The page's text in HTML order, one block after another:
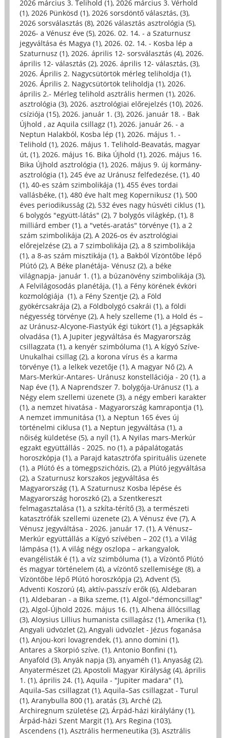
2026 március 3. Telihold (1), 2026 március 3. Vérhold
(1), 2026 Pünkösd (1), 2026 sorsdöntő választás, (3),
2026 sorsválasztás (8), 2026 választás asztrológia (5),
2026- a Vénusz éve (5), 2026. 02. 14. - a Szaturnusz
jegyváltása és Magya (1), 2026. 02. 14. - Kosba lép a
Szaturnusz (1), 2026. április 12- sorsválasztás (4), 2026.
április 12- választás (2), 2026. április 12- választás, (3),
2026. Április 2. Nagycsütörtök mérleg teliholdja (1),
2026. Április 2. Nagycsütörtök teliholdja (1), 2026.
április 2.- Mérleg telihold asztrális hermen (1), 2026.
asztrológia (3), 2026. asztrológiai előrejelzés (10), 2026.
csíziója (15), 2026. január 1. (3), 2026. január 18. - Bak
Újhold , az Aquila csillagz (1), 2026. január 26. - a
Neptun Halakból, Kosba lép (1), 2026. május 1. -
Telihold (1), 2026. május 1. Telihold-Beavatás, magyar
út, (1), 2026. május 16. Bika Újhold (1), 2026. május 16.
Bika Újhold asztrológia (1), 2026. május 9. új kormány-
asztrológia (1), 245 éve az Uránusz felfedezése, (1), 40
(1), 40-es szám szimbolikája (1), 455 éves tordai
vallásbéke, (1), 480 éve halt meg Kopernikusz (1), 500
éves periodikusság (2), 532 éves nagy húsvéti ciklus (1),
6 bolygós "együtt-látás" (2), 7 bolygós világkép, (1), 8
milliárd ember (1), a "vetés-aratás" törvénye (1), a 2
szám szimbolikája (2), A 2026-os év asztrológiai
előrejelzése (2), a 7 szimbolikája (2), a 8 szimbolikája
(1), a 8-as szám misztikája (1), a Bakból Vízöntőbe lépő
Plútó (2), A Béke planétája- Vénusz (2), a béke
világnapja- január 1. (1), a búzanövény szimbolikája (3),
A Felvilágosodás planétája, (1), a Fény körének évköri
kozmológiája (1), a Fény Szentje (2), a Föld
gyökércsakrája (2), a Földbolygó csakrái (1), a földi
négyesség törvénye (2), A hely szelleme (1), a Hold és –
az Uránusz-Alcyone-Fiastyúk égi tükört (1), a Jégsapkák
olvadása (1), A Jupiter jegyváltása és Magyarország
csillagzata (1), a kenyér szimbóluma (1), A kígyó Szíve-
Unukalhai csillag (2), a korona vírus és a karma
törvénye (1), a lelkek vezetője (1), A magyar Nő (2), A
Mars-Merkúr-Antares- Uránusz konstellációja - 20 (1), a
Nap éve (1), A Naprendszer 7. bolygója-Uránusz (1), a
Négy elem szellemi üzenete (3), a négy emberi karakter
(1), a nemzet hivatása - Magyarország kamrapontja (1),
A nemzet immunitása (1), a Neptun 165 éves új
történelmi ciklusa (1), a Neptun jegyváltása (1), a
nőiség küldetése (5), a nyíl (1), A Nyilas mars-Merkúr
egzakt együttállás - 2025. no (1), a pápalátogatás
horoszkópja (1), a Parajd katasztrófa spirituális üzenete
(1), a Plútó és a tömegpszichózis, (2), a Plútó jegyváltása
(2), a Szaturnusz korszakos jegyváltása és
Magyarország (1), A Szaturnusz Kosba lépése és
Magyarország horoszkó (2), a Szentkereszt
felmagasztalása (1), a szkíta-térítő (3), a természeti
katasztrófák szellemi üzenete (2), A Vénusz éve (7), A
Vénusz jegyváltása - 2026. január 17. (1), A Vénusz–
Merkúr együttállás a Kígyó szívében – 202 (1), a Világ
lámpása (1), A világ négy oszlopa – arkangyalok,
evangélisták é (1), a víz szimbóluma (1), a Vízöntő Plútó
és magyar történelem (4), a vízöntő szellemisége (8), a
Vízöntőbe lépő Plútó horoszkópja (2), Advent (5),
Adventi Koszorú (4), aktív-passzív erők (6), Aldebaran
(1), Aldebaran - a Bika szeme, (1), Algol-"démoncsillag"
(2), Algol-Újhold 2026. május 16. (1), Alhena állócsillag
(3), Aloysius Lillius humanista csillagász (1), Amerika (1),
Angyali üdvözlet (2), Angyali üdvözlet - Jézus foganása
(1), Anjou-kori lovagrendek, (1), anno domini (1),
Antares a Skorpió szíve. (1), Antonio Bonfini (1),
Anyaföld (3), Anyák napja (3), anyaméh (1), Anyaság (2),
Anyatermészet (2), Apostoli Magyar Királyság (4), április
1. (1), április 24. (1), Aquila - "Jupiter madara" (1),
Aquila–Sas csillagzat (1), Aquila–Sas csillagzat - Turul
(1), Aranybulla 800 (1), aratás (3), Arché (2),
Archiregnum születése (2), Árpád-házi királylány (1),
Árpád-házi Szent Margit (1), Ars Regina (103),
Ascendens (1), Asztrális hermeneutika (3), Asztrális